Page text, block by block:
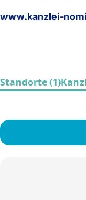
www.kanzlei-
Standorte (1)